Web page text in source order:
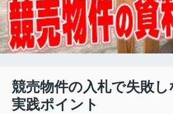
競売物件の入札で失敗
実践ポイント